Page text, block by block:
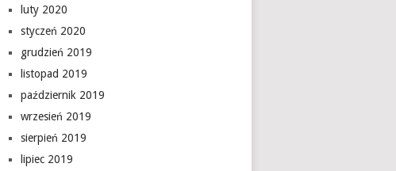
luty 2020
styczeń 2020
grudzień 2019
listopad 2019
październik 2019
wrzesień 2019
sierpień 2019
lipiec 2019